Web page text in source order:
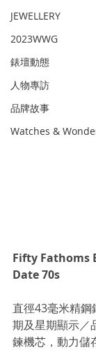
JEWELLERY
2023WWG
錶壇動態
人物專訪
品牌故事
Watches &
Fifty Fathoms
Date 70s
直徑43毫米精鋼
期及星期顯示／
鍊機芯，動力儲